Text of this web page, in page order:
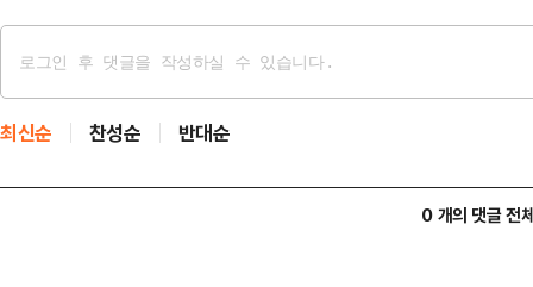
최신순 찬성순 반대순
0 개의 댓글 전